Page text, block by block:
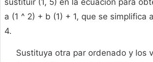
sustituir (1, 5) en la ecuación para
a (1 ^ 2) + b (1) + 1, que se
4.
Sustituya otra par ordenado y los